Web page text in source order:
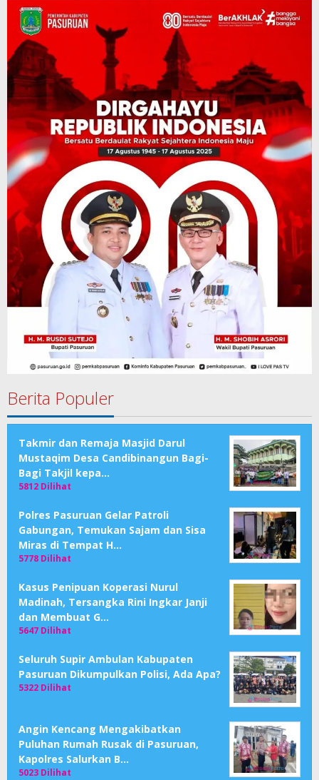
Berita Populer
Takmir dan Remaja Masjid Darul
Mustaqim Desa Candibinangun Bagi-
Bagi Takjil kepa…
5812 Dilihat
Polres Pasuruan Gelar Patroli
Gabungan, Temukan Sajam dan Sisa
Miras di Tempat H…
5778 Dilihat
Kasus Penipuan Koperasi Nurul
Madinah, Tersangka Rini Ingkar Janji
dan Membuat G…
5647 Dilihat
Seluruh Supir Ambulan Kabupaten
Pasuruan Dikumpulkan Polisi, Ada Apa?
5322 Dilihat
Angin Kencang Mengakibatkan
Puluhan Rumah Rusak di Pasuruan,
Kapolres Salurkan B…
5023 Dilihat